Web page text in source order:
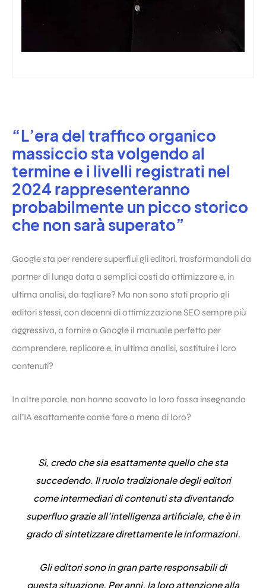
“L’era del traffico organico
massiccio sta volgendo al
termine e i livelli registrati nel
2024 rappresenteranno
probabilmente un picco storico
che non sarà superato”
Google sta per rendere superflui gli editori, trasformandoli da
partner di lunga data a semplici costi da ottimizzare e, in
ultima analisi, da tagliare? Ma non sono stati proprio gli
editori stessi, con decenni di ottimizzazione SEO sempre più
aggressiva, a fornire a Google il manuale perfetto per
comprendere, replicare e, in ultima analisi, sostituire i loro
contenuti?
In altre parole, non hanno scavato la loro fossa insegnando
all’IA esattamente come fare a meno di loro?
Sì, credo che sia esattamente quello che sta
succedendo. Il ruolo tradizionale degli editori
come intermediari di contenuti sta diventando
superfluo grazie all’intelligenza artificiale, che è in
grado di sintetizzare direttamente le informazioni.
Gli editori sono in gran parte responsabili di
questa situazione. Per anni, la loro attenzione alla